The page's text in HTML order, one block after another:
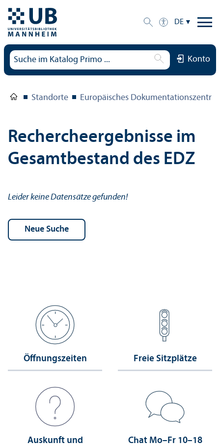
DE
Konto
Standorte Europäisches
Rechercheergebnisse im
Gesamtbestand des EDZ
Leider keine Datensätze gefunden!
Öffnungs­zeiten Freie Sitzplätze
Auskunft und
Chat Mo–Fr 10–18